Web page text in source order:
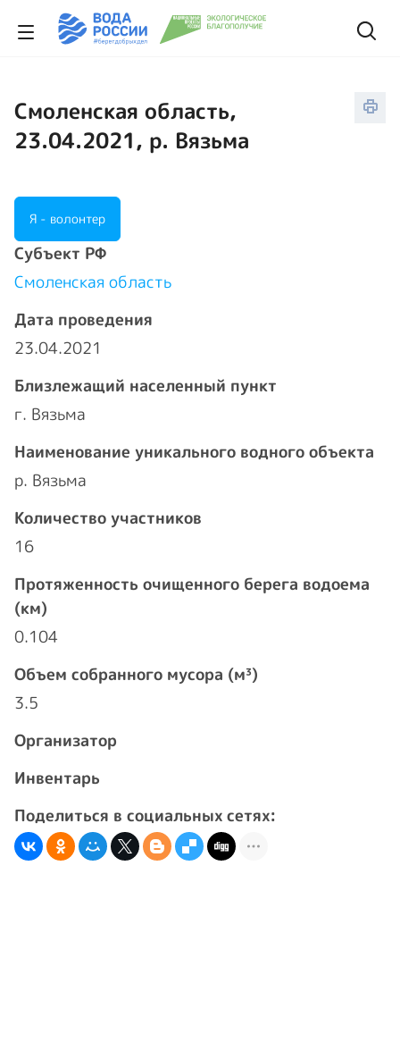
Смоленская область,
23.04.2021, р. Вязьма
Я - волонтер
Cубъект РФ
Смоленская область
Дата проведения
23.04.2021
Близлежащий населенный пункт
г. Вязьма
Наименование уникального водного объекта
р. Вязьма
Количество участников
16
Протяженность очищенного берега водоема
(км)
0.104
Объем собранного мусора (м³)
3.5
Организатор
Инвентарь
Поделиться в социальных сетях: